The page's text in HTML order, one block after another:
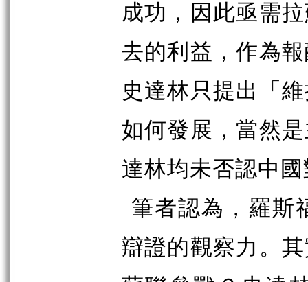
成功，因此亟需
去的利益，作為
史達林只提出「
如何發展，當然
達林均未否認中
筆者認為，羅斯
辯證的觀察力。